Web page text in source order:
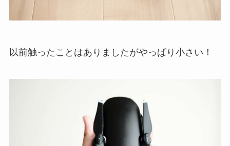
以前触ったことはありましたがやっぱり小さい！